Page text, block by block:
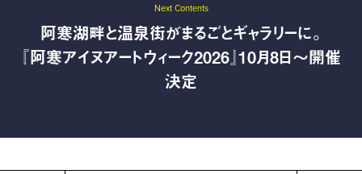
Next Contents
阿寒湖畔と温泉街がまるごとギャラリーに。
『阿寒アイヌアートウィーク2026』10月8日〜開催
決定